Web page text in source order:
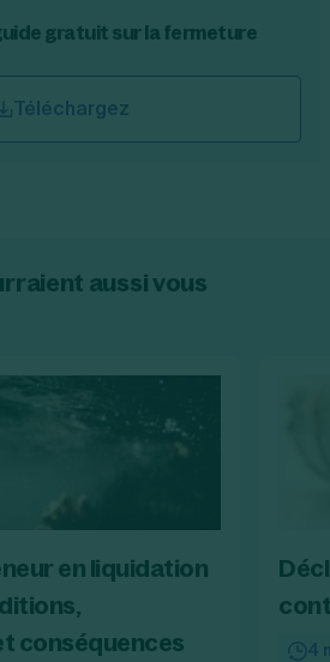
gratuit sur la fermeture
Téléchargez
aussi vous
en liquidation
conséquences
4